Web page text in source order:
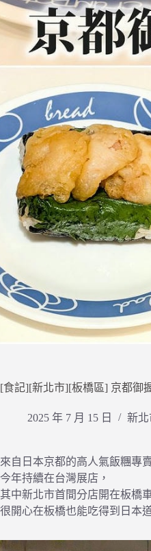
[食記][新北市][板橋區] 京都御
2025 年 7 月 15 日 新
來自日本京都的高人氣飯糰專
今年持續在台灣展店，
其中新北市首間分店開在板橋
很開心在板橋也能吃得到日本